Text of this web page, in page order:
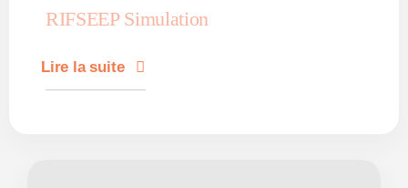
RIFSEEP Simulation
Lire la suite